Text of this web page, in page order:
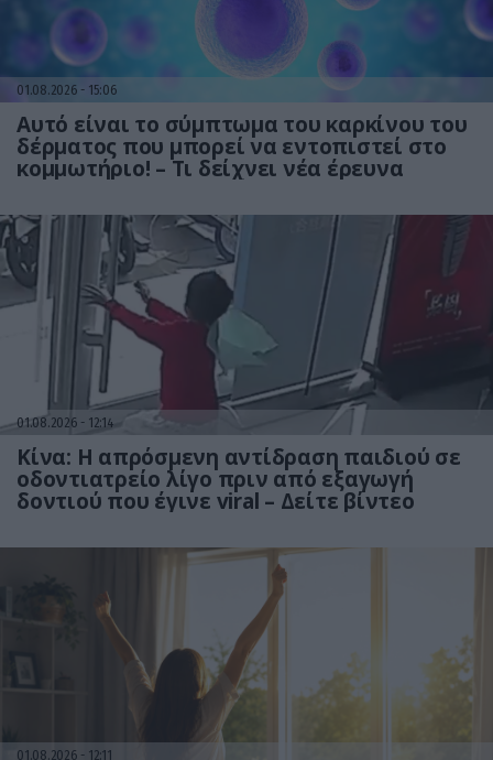
01.08.2026 15:06
Αυτό είναι το σύμπτωμα του καρκίνου του
δέρματος που μπορεί να εντοπιστεί στο
κομμωτήριο! – Τι δείχνει νέα έρευνα
01.08.2026 12:14
Κίνα: Η απρόσμενη αντίδραση παιδιού σε
οδοντιατρείο λίγο πριν από εξαγωγή
δοντιού που έγινε viral – Δείτε βίντεο
01.08.2026 12:11